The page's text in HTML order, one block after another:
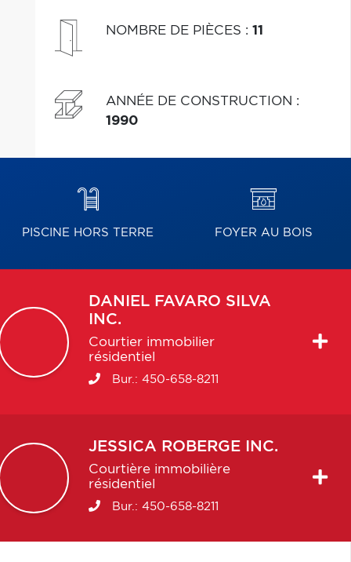
NOMBRE DE PIÈCES : 11
ANNÉE DE CONSTRUCTION :
1990
PISCINE HORS TERRE FOYER AU BOIS
DANIEL FAVARO SILVA
INC.
Courtier immobilier
résidentiel
Bur.: 450-658-8211
JESSICA ROBERGE INC.
Courtière immobilière
résidentiel
Bur.: 450-658-8211